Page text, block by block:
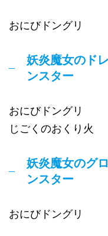
おにびドングリ
妖炎魔女のド
ンスター
おにびドングリ
じごくのおくり火
妖炎魔女のグ
ンスター
おにびドングリ